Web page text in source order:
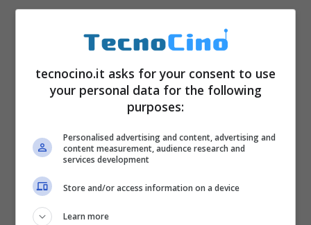
Gingerbread
Processore800MHz con 384MB di
Ram
ConnettivitàHSDPA
Memoria
da 1GB per multimedia e
tecnocino.it asks for your consent to use
your personal data for the following
purposes:
Personalised advertising and content, advertising and
content measurement, audience research and
services development
Store and/or access information on a device
Learn more